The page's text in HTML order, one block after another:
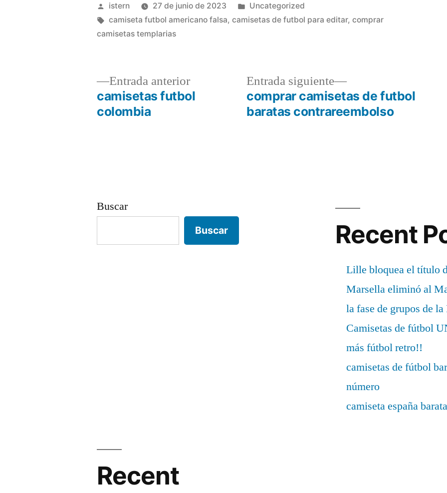
Publicado
por
istern 27 de junio de 2023
Publicado
en
Uncategorized
Etiquetas:
camiseta futbol americano falsa,camisetas de futbol para editar,comprar
camisetas templarias
Navegación
Entrada anteriorEntrada
anterior:
camisetas futbol
colombia
Entrada siguiente
Entrada
siguiente:
comprar camisetas de futbol
baratas contrareembolso
Buscar
Buscar Recent
Lille bloquea el título
Marsella eliminó al
la fase de grupos de
Camisetas de fútbol
más fútbol retro!!
camisetas de fútbol
número
camiseta españa barata
Recent